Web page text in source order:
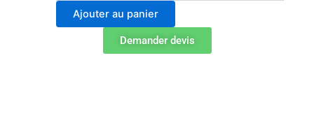
Edmund
Buhler
Ajouter au panier
Demander devis